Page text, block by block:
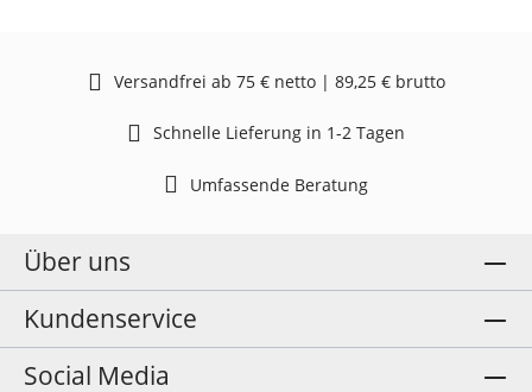
Versandfrei ab 75 € netto | 89,25 € brutto
Schnelle Lieferung in 1-2 Tagen
Umfassende Beratung
Über uns
Kundenservice
Social Media